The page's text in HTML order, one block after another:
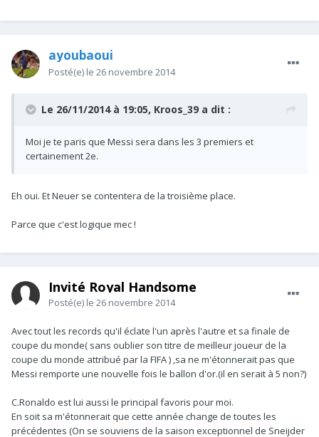
ayoubaoui
Posté(e) le 26 novembre 2014
Le 26/11/2014 à 19:05, Kroos_39 a dit :
Moi je te paris que Messi sera dans les 3 premiers et
certainement 2e.
Eh oui. Et Neuer se contentera de la troisième place.
Parce que c'est logique mec !
Invité Royal Handsome
Posté(e) le 26 novembre 2014
Avec tout les records qu'il éclate l'un après l'autre et sa finale de
coupe du monde( sans oublier son titre de meilleur joueur de la
coupe du monde attribué par la FIFA ) ,sa ne m'étonnerait pas que
Messi remporte une nouvelle fois le ballon d'or.(il en serait à 5 non?)
C.Ronaldo est lui aussi le principal favoris pour moi.
En soit sa m'étonnerait que cette année change de toutes les
précédentes (On se souviens de la saison exceptionnel de Sneijder